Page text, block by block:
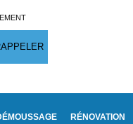
RÉNOVATION